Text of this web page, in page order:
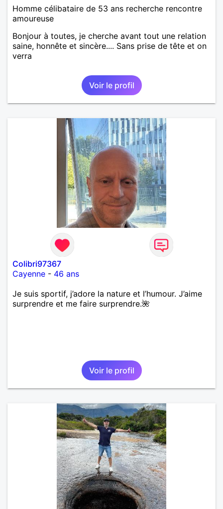
Homme célibataire de 53 ans recherche rencontre
amoureuse
Bonjour à toutes, je cherche avant tout une relation
saine, honnête et sincère.... Sans prise de tête et on
verra
Voir le profil
Colibri97367
Cayenne - 46 ans
Je suis sportif, j’adore la nature et l’humour. J’aime
surprendre et me faire surprendre.🌺
Voir le profil